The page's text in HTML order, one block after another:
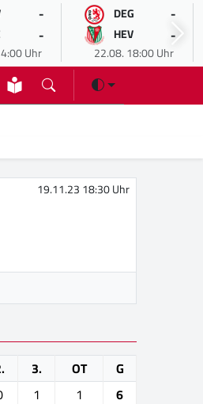
-
-
Uhr
DEG -
HEV -
22.08. 18:00 Uhr
19.11.23 18:30 Uhr
3. OT
G
1 1
6